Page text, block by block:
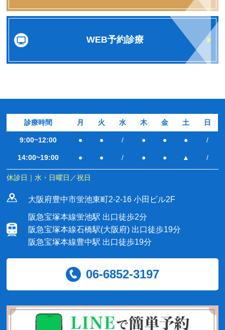
WEB予約診療
診療時間 月 火 水 木 金 土 日
9:00~12:00 ● ● / ● ● ● /
14:00~19:00 ● ● / ● ● ▲ /
休診日｜水・日曜日／祝日
大阪府豊中市蛍池東町2-2-16 小田ビル2F
阪急宝塚本線蛍池駅 出口徒歩2分
阪急宝塚本線石橋駅(大阪府) 出口徒歩19分
阪急宝塚本線豊中駅 出口徒歩19分
06-6852-3197